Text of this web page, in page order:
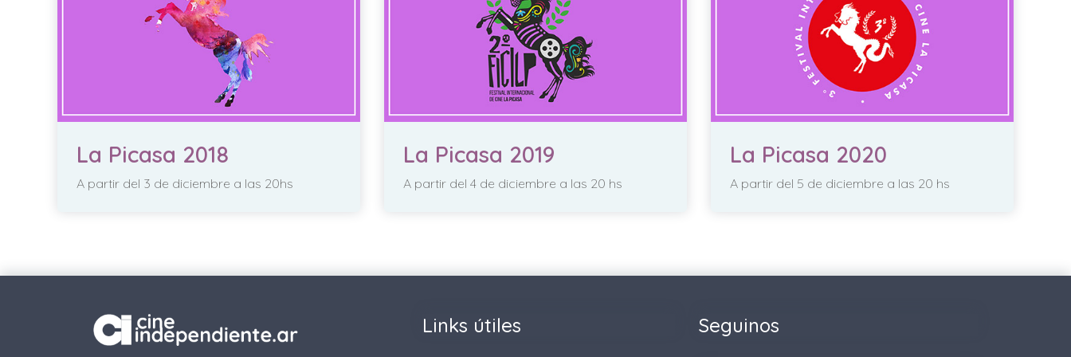
La Picasa 2018
A partir del 3 de diciembre a las 20hs
La Picasa 2019
A partir del 4 de diciembre a las 20 hs
La Picasa 2020
A partir del 5 de diciembre a las 20 hs
Links útiles Seguinos